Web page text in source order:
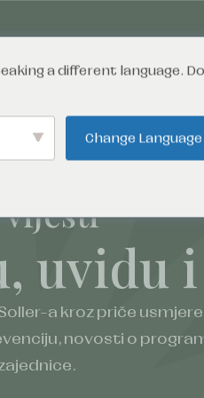
uvidu
a kroz priče
novosti o
a different language. Do
Change Language